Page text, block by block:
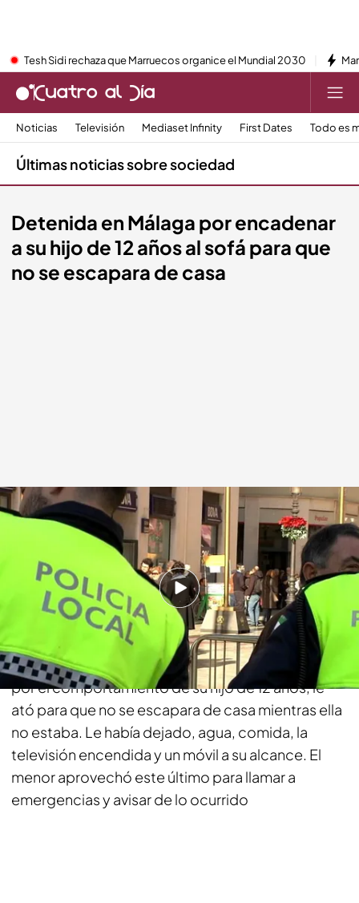
Tesh Sidi rechaza que Marruecos organice el Mundial 2030
Noticias Televisión Mediaset Infinity First Dates Todo es
Últimas noticias sobre sociedad
Detenida en Málaga por encadenar
a su hijo de 12 años al sofá para que
no se escapara de casa
Noticias Cuatro
22 NOV 2017 - 07:23h.
Compartir
Una mujer ha sido detenida en Málaga por
encadenar a su hijo al sofá. La mujer, desesperada
por el comportamiento de su hijo de 12 años, le
ató para que no se escapara de casa mientras ella
no estaba. Le había dejado, agua, comida, la
televisión encendida y un móvil a su alcance. El
menor aprovechó este último para llamar a
emergencias y avisar de lo ocurrido